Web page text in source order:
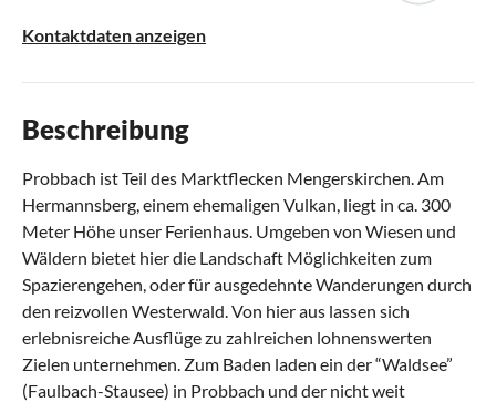
Kontaktdaten anzeigen
Beschreibung
Probbach ist Teil des Marktflecken Mengerskirchen. Am
Hermannsberg, einem ehemaligen Vulkan, liegt in ca. 300
Meter Höhe unser Ferienhaus. Umgeben von Wiesen und
Wäldern bietet hier die Landschaft Möglichkeiten zum
Spazierengehen, oder für ausgedehnte Wanderungen durch
den reizvollen Westerwald. Von hier aus lassen sich
erlebnisreiche Ausflüge zu zahlreichen lohnenswerten
Zielen unternehmen. Zum Baden laden ein der “Waldsee”
(Faulbach-Stausee) in Probbach und der nicht weit